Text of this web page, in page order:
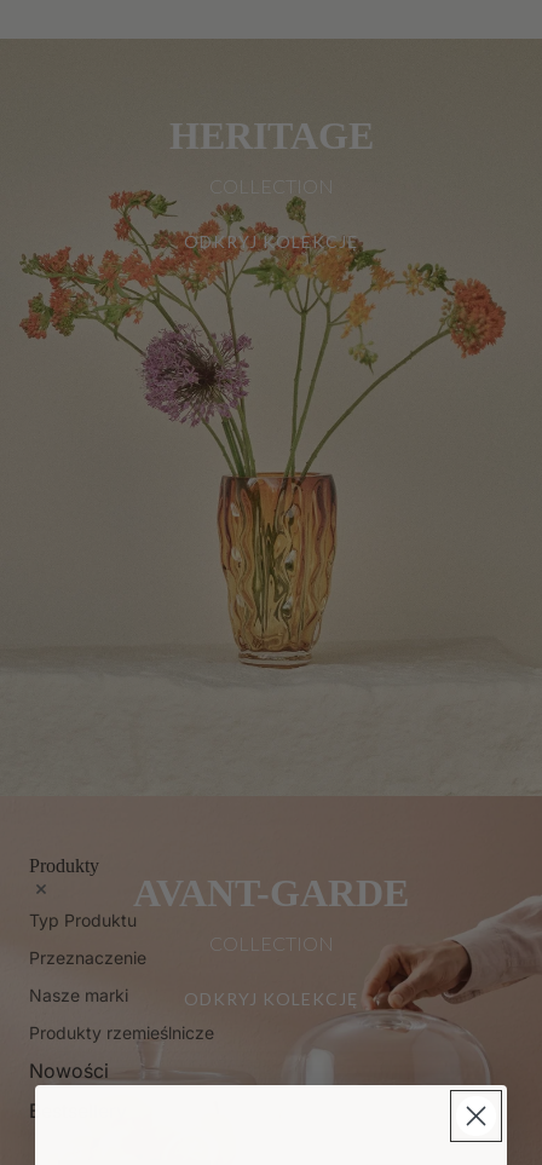
Produkty
Typ Produktu
Przeznaczenie
Nasze marki
Produkty rzemieślnicze
Nowości
Bestsellery
HERITAGE
COLLECTION
ODKRYJ KOLEKCJĘ
AVANT-GARDE
COLLECTION
ODKRYJ KOLEKCJĘ